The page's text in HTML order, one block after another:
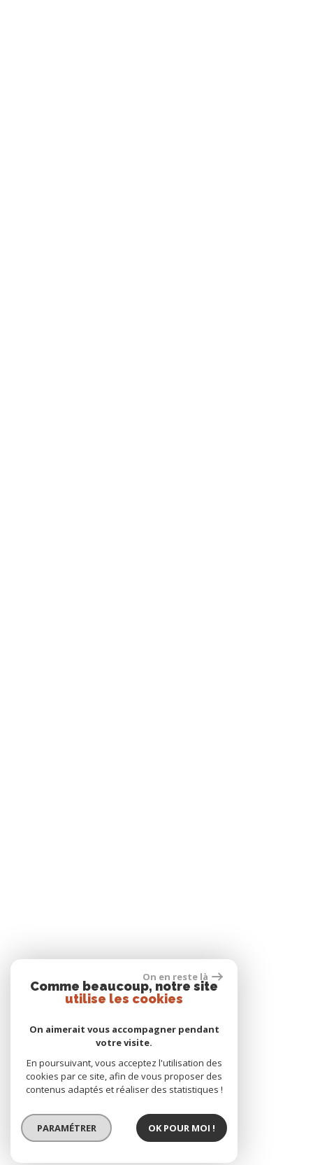
On en reste là
Comme beaucoup, notre site
utilise les cookies
On aimerait vous accompagner pendant
votre visite.
En poursuivant, vous acceptez l'utilisation des
cookies par ce site, afin de vous proposer des
contenus adaptés et réaliser des statistiques !
PARAMÉTRER OK POUR MOI !